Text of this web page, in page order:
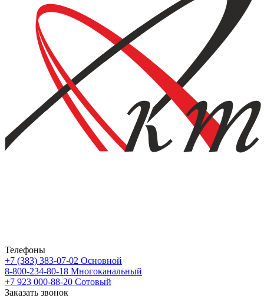
Телефоны
+7 (383) 383-07-02 Основной
8-800-234-80-18 Многоканальный
+7 923 000-88-20 Сотовый
Заказать звонок